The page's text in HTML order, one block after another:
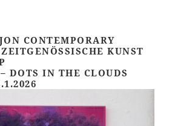
CONTEMPORARY
KUNST
DOTS IN THE CLOUDS